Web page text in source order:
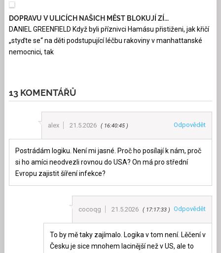
DOPRAVU V ULICÍCH NAŠICH MĚST BLOKUJÍ ZÍ...
DANIEL GREENFIELD Když byli příznivci Hamásu přistiženi, jak křičí
„styďte se“ na děti podstupující léčbu rakoviny v manhattanské
nemocnici, tak
13 KOMENTÁŘŮ
alex 21.5.2026 16:40:45 Odpovědět
Postrádám logiku. Není mi jasné. Proč ho posílají k nám, proč
si ho amíci neodvezli rovnou do USA? On má pro střední
Evropu zajistit šíření infekce?
cocoqg 21.5.2026 17:17:33 Odpovědět
To by mě taky zajímalo. Logika v tom není. Lěčení v
Česku je sice mnohem lacinější než v US, ale to